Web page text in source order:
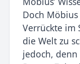
Doch
Verrückte im
die Welt zu
jedoch,